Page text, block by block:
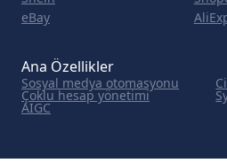
eBay
Ana Özellikler
Sosyal medya otomasyonu
Çoklu hesap yönetimi
AIGC